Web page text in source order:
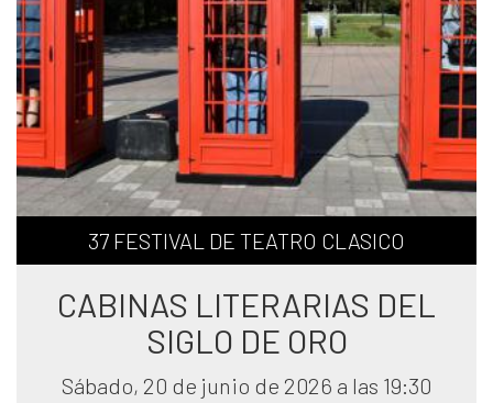
37 FESTIVAL DE TEATRO CLASICO
CABINAS LITERARIAS DEL
SIGLO DE ORO
Sábado, 20 de junio de 2026 a las 19:30